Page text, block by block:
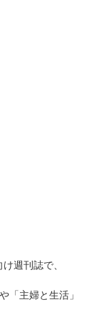
週刊誌で、
「主婦と生活」